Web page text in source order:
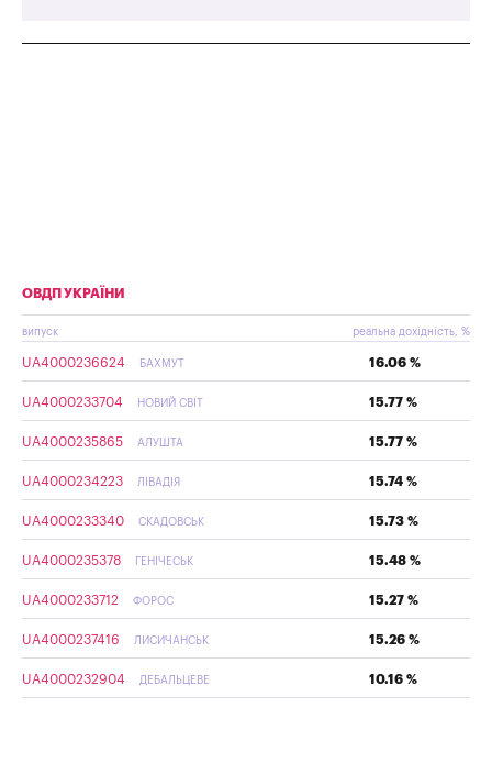
ОВДП УКРАЇНИ
випуск реальна дохідність, %
UA4000236624 БАХМУТ 16.06 %
UA4000233704 НОВИЙ СВІТ 15.77 %
UA4000235865 АЛУШТА 15.77 %
UA4000234223 ЛІВАДІЯ 15.74 %
UA4000233340 СКАДОВСЬК 15.73 %
UA4000235378 ГЕНІЧЕСЬК 15.48 %
UA4000233712 ФОРОС 15.27 %
UA4000237416 ЛИСИЧАНСЬК 15.26 %
UA4000232904 ДЕБАЛЬЦЕВЕ 10.16 %